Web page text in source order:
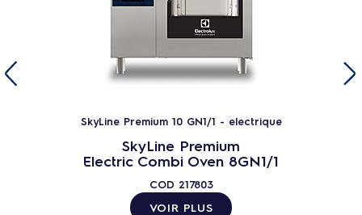
SkyLine Premium 10 GN1/1 - electrique
SkyLine Premium
Electric Combi Oven 8GN1/1
COD 217803
VOIR PLUS